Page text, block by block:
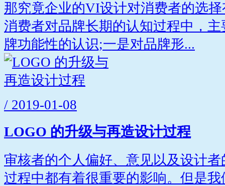
那究竟企业的VI设计对消费者的选
消费者对品牌长期的认知过程中，
牌功能性的认识;一是对品牌形...
/ 2019-01-08
LOGO 的升级与再造设计过程
审核者的个人偏好、意见以及设计
过程中都有着很重要的影响。但是